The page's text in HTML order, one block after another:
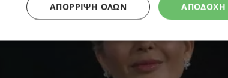
ΑΠΟΔΟΧΗ
ΑΠΌΡΡΙΨΗ ΌΛΩΝ